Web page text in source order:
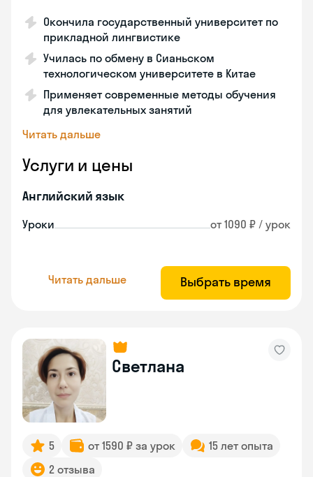
Окончила государственный университет по
прикладной лингвистике
Училась по обмену в Сианьском
технологическом университете в Китае
Применяет современные методы обучения
для увлекательных занятий
Читать дальше
Услуги и цены
Английский язык
Уроки от 1090 ₽ / урок
Читать дальше Выбрать время
Светлана
5 от 1590 ₽ за урок
15 лет опыта
2 отзыва